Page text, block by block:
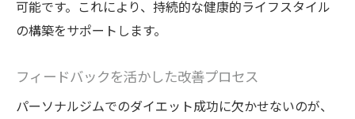
可能です。これにより、持続的な健康的ライフスタイル
の構築をサポートします。
フィードバックを活かした改善プロセス
パーソナルジムでのダイエット成功に欠かせないのが、